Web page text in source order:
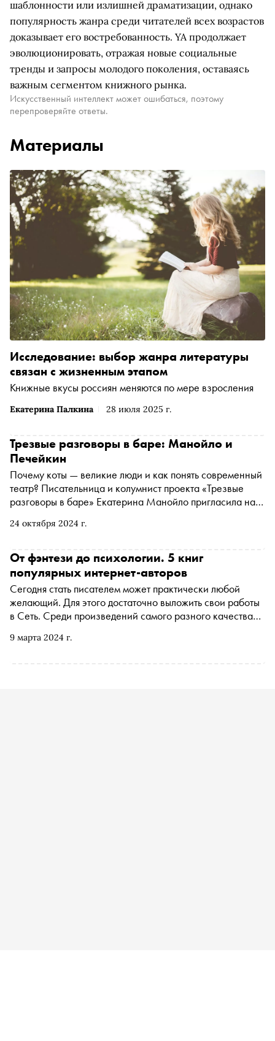
шаблонности или излишней драматизации, однако
популярность жанра среди читателей всех возрастов
доказывает его востребованность. YA продолжает
эволюционировать, отражая новые социальные
тренды и запросы молодого поколения, оставаясь
важным сегментом книжного рынка.
Искусственный интеллект может ошибаться, поэтому
перепроверяйте ответы.
Материалы
Екатерина Палкина 28 июля 2025 г.
Исследование: выбор жанра литературы
связан с жизненным этапом
Книжные вкусы россиян меняются по мере взросления
24 октября 2024 г.
Трезвые разговоры в баре: Манойло и
Печейкин
Почему коты — великие люди и как понять современный
театр? Писательница и колумнист проекта «Трезвые
разговоры в баре» Екатерина Манойло пригласила на
Печейкина. Стенограмма разговора содержит анализ
9 марта 2024 г.
От фэнтези до психологии. 5 книг
популярных интернет-авторов
Сегодня стать писателем может практически любой
желающий. Для этого достаточно выложить свои работы
в Сеть. Среди произведений самого разного качества
«Литрес» собрали пять книг авторов платформы «Литрес